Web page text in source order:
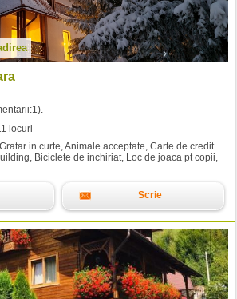
1).
locuri
in curte, Animale acceptate, Carte de credit
Biciclete de inchiriat, Loc de joaca pt copii,
Scrie